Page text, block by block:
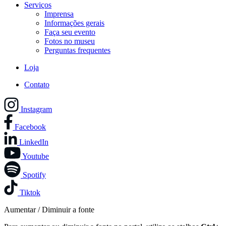
Serviços
Imprensa
Informações gerais
Faça seu evento
Fotos no museu
Perguntas frequentes
Loja
Contato
Instagram
Facebook
LinkedIn
Youtube
Spotify
Tiktok
Aumentar / Diminuir a fonte